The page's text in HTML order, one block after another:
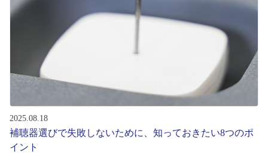
スタッフコンテンツ一覧
コーディネート
レビュー
ブログ
2025.08.18
補聴器選びで失敗しないために、知っておきたい8つのポ
イント